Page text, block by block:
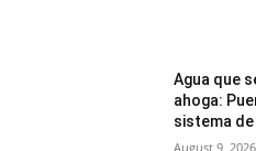
Agua que
ahoga:
sistema
August 9, 2026